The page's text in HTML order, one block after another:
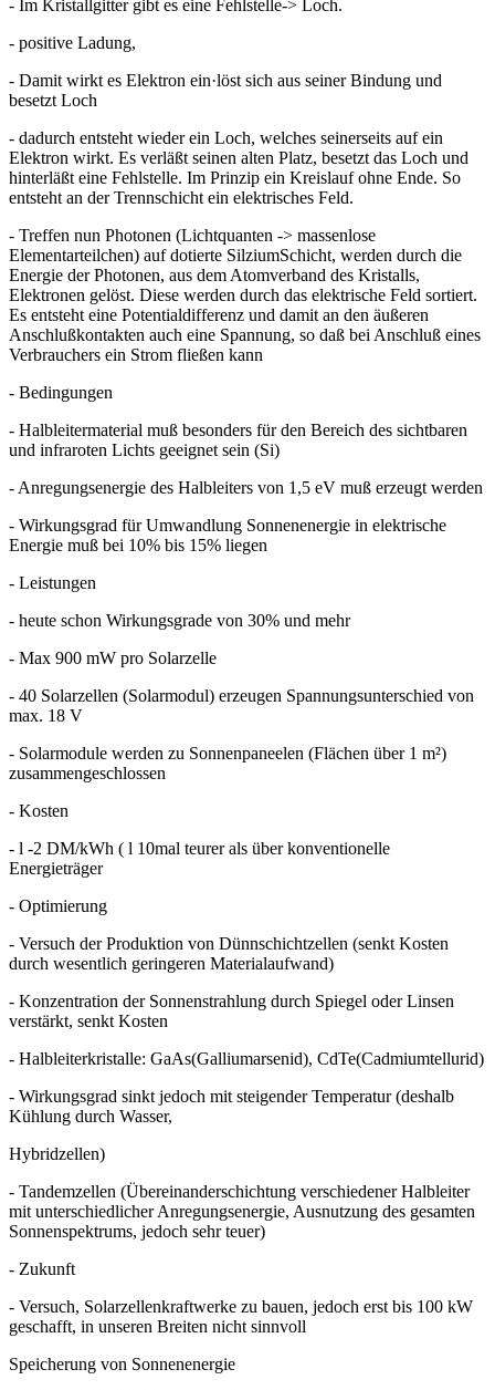
- Im Kristallgitter gibt es eine Fehlstelle-> Loch.
- positive Ladung,
- Damit wirkt es Elektron ein·löst sich aus seiner Bindung und
besetzt Loch
- dadurch entsteht wieder ein Loch, welches seinerseits auf ein
Elektron wirkt. Es verläßt seinen alten Platz, besetzt das Loch und
hinterläßt eine Fehlstelle. Im Prinzip ein Kreislauf ohne Ende. So
entsteht an der Trennschicht ein elektrisches Feld.
- Treffen nun Photonen (Lichtquanten -> massenlose
Elementarteilchen) auf dotierte SilziumSchicht, werden durch die
Energie der Photonen, aus dem Atomverband des Kristalls,
Elektronen gelöst. Diese werden durch das elektrische Feld sortiert.
Es entsteht eine Potentialdifferenz und damit an den äußeren
Anschlußkontakten auch eine Spannung, so daß bei Anschluß eines
Verbrauchers ein Strom fließen kann
- Bedingungen
- Halbleitermaterial muß besonders für den Bereich des sichtbaren
und infraroten Lichts geeignet sein (Si)
- Anregungsenergie des Halbleiters von 1,5 eV muß erzeugt werden
- Wirkungsgrad für Umwandlung Sonnenenergie in elektrische
Energie muß bei 10% bis 15% liegen
- Leistungen
- heute schon Wirkungsgrade von 30% und mehr
- Max 900 mW pro Solarzelle
- 40 Solarzellen (Solarmodul) erzeugen Spannungsunterschied von
max. 18 V
- Solarmodule werden zu Sonnenpaneelen (Flächen über 1 m²)
zusammengeschlossen
- Kosten
- l -2 DM/kWh ( l 10mal teurer als über konventionelle
Energieträger
- Optimierung
- Versuch der Produktion von Dünnschichtzellen (senkt Kosten
durch wesentlich geringeren Materialaufwand)
- Konzentration der Sonnenstrahlung durch Spiegel oder Linsen
verstärkt, senkt Kosten
- Halbleiterkristalle: GaAs(Galliumarsenid), CdTe(Cadmiumtellurid)
- Wirkungsgrad sinkt jedoch mit steigender Temperatur (deshalb
Kühlung durch Wasser,
Hybridzellen)
- Tandemzellen (Übereinanderschichtung verschiedener Halbleiter
mit unterschiedlicher Anregungsenergie, Ausnutzung des gesamten
Sonnenspektrums, jedoch sehr teuer)
- Zukunft
- Versuch, Solarzellenkraftwerke zu bauen, jedoch erst bis 100 kW
geschafft, in unseren Breiten nicht sinnvoll
Speicherung von Sonnenenergie